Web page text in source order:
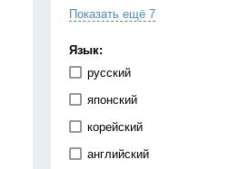
китайские
немецкие
португальские
тайские
французские
Показать ещё 7
Язык:
русский
японский
корейский
английский